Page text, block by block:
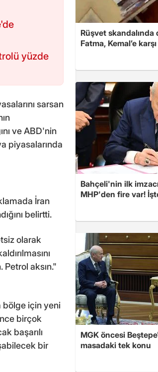
yüzde
sarsan
ve ABD'nin
piyasalarında
İran
belirtti.
olarak
Petrol aksın."
bölge için yeni
birçok
başarılı
bir
Rüşvet
Fatma, Kemal’e
Bahçeli'nin ilk
MHP'den fire var!
MGK öncesi
masadaki tek konu